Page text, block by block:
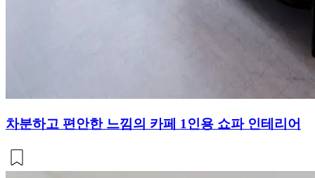
차분하고 편안한 느낌의 카페 1인용 쇼파 인테리어